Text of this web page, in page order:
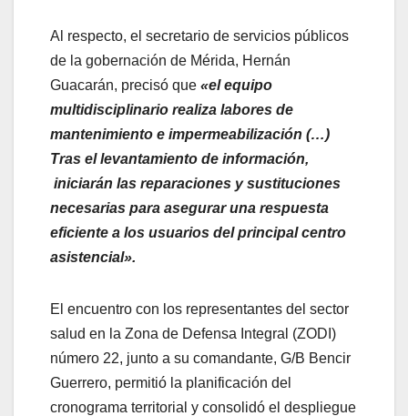
Al respecto, el secretario de servicios públicos
de la gobernación de Mérida, Hernán
Guacarán, precisó que «el equipo
multidisciplinario realiza labores de
mantenimiento e impermeabilización (…)
Tras el levantamiento de información,
iniciarán las reparaciones y sustituciones
necesarias para asegurar una respuesta
eficiente a los usuarios del principal centro
asistencial».
​El encuentro con los representantes del sector
salud en la Zona de Defensa Integral (ZODI)
número 22, junto a su comandante, G/B Bencir
Guerrero, permitió la planificación del
cronograma territorial y consolidó el despliegue